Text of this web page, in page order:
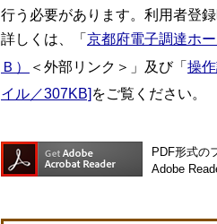
行う必要があります。利用者登
詳しくは、「 京都府電子調達ホ
Ｂ）
＜外部リンク＞ 」及び「 操
イル／307KB] をご覧ください。
PDF形式の
Adobe